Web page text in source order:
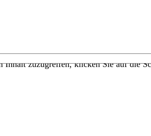
Inhalt zuzugreifen, klicken Sie auf die